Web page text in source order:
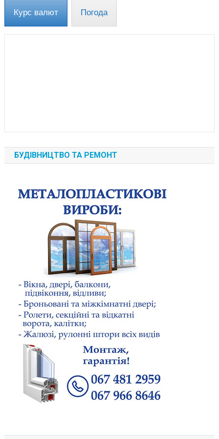
Курс валют Погода
БУДІВНИЦТВО ТА РЕМОНТ